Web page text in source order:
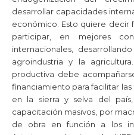
desarrollar capacidades
económico. Esto quiere decir
participar, en mejores
internacionales,
agroindustria y la
productiva debe
financiamiento para facilitar
en la sierra y selva del
capacitación masivos, por
de obra en función a los